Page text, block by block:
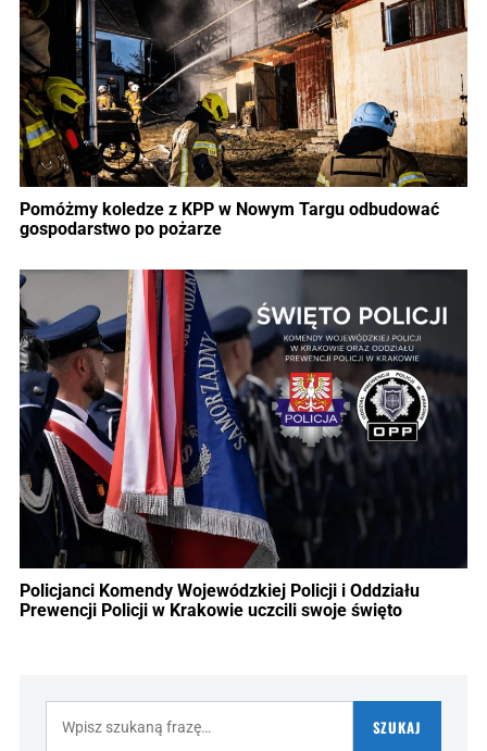
Pomóżmy koledze z KPP w Nowym Targu odbudować
gospodarstwo po pożarze
Policjanci Komendy Wojewódzkiej Policji i Oddziału
Prewencji Policji w Krakowie uczcili swoje święto
SZUKAJ